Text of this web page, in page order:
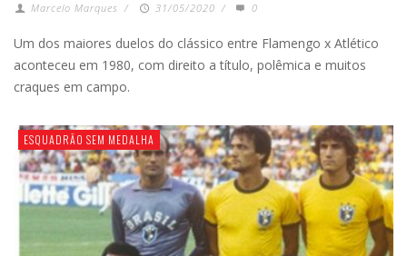
Marcelo Marques / 31/05/2020 / 0
Um dos maiores duelos do clássico entre Flamengo x Atlético
aconteceu em 1980, com direito a título, polêmica e muitos
craques em campo.
ESQUADRÃO SEM MEDALHA